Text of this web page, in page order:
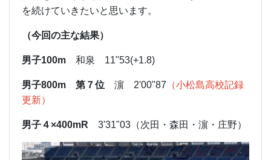
を続けていきたいと思います。
（今回の主な結果）
男子100m 和泉 11"53(+1.8)
男子800m 第７位 濵 2'00"87 （小松島高校記録
更新）
男子４×400mR 3'31"03（次田・森田・濵・庄野）